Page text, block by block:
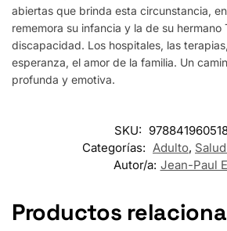
abiertas que brinda esta circunstancia,
rememora su infancia y la de su hermano
discapacidad. Los hospitales, las
esperanza, el amor de la familia. Un
profunda y emotiva.
SKU:
Categorías: Adulto,
Autor/a: Jean-Paul
Productos